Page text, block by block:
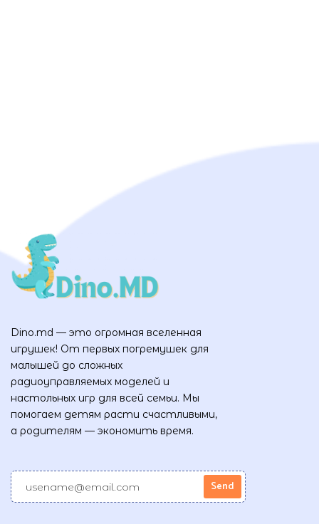
Dino.md — это огромная вселенная
игрушек! От первых погремушек для
малышей до сложных
радиоуправляемых моделей и
настольных игр для всей семьи. Мы
помогаем детям расти счастливыми,
а родителям — экономить время.